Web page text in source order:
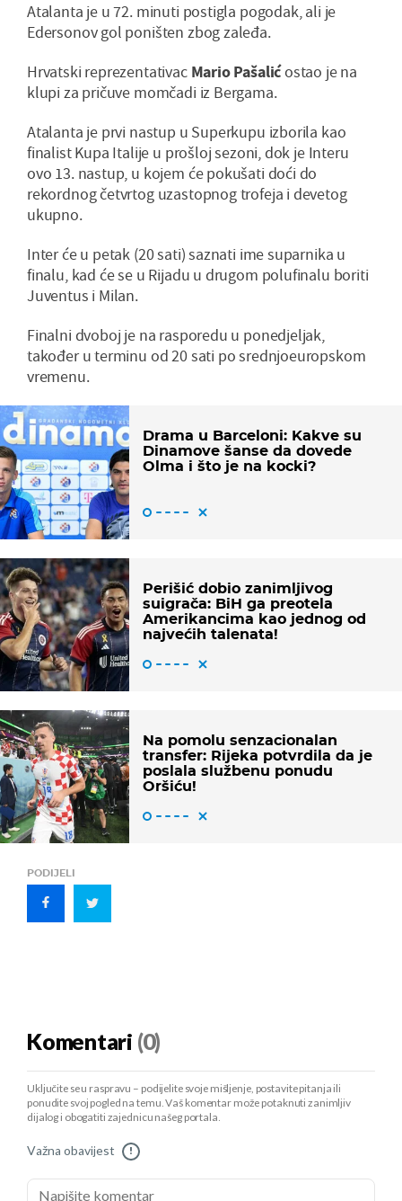
Atalanta je u 72. minuti postigla pogodak, ali je
Edersonov gol poništen zbog zaleđa.
Hrvatski reprezentativac Mario Pašalićostao je na
klupi za pričuve momčadi iz Bergama.
Atalanta je prvi nastup u Superkupu izborila kao
finalist Kupa Italije u prošloj sezoni, dok je Interu
ovo 13. nastup, u kojem će pokušati doći do
rekordnog četvrtog uzastopnog trofeja i devetog
ukupno.
Inter će u petak (20 sati) saznati ime suparnika u
finalu, kad će se u Rijadu u drugom polufinalu boriti
Juventus i Milan.
Finalni dvoboj je na rasporedu u ponedjeljak,
također u terminu od 20 sati po srednjoeuropskom
vremenu.
Drama u Barceloni: Kakve su
Dinamove šanse da dovede
Olma i što je na kocki?
Perišić dobio zanimljivog
suigrača: BiH ga preotela
Amerikancima kao jednog od
najvećih talenata!
Na pomolu senzacionalan
transfer: Rijeka potvrdila da je
poslala službenu ponudu
Oršiću!
PODIJELI
Komentari (0)
Uključite se u raspravu – podijelite svoje mišljenje, postavite pitanja ili
ponudite svoj pogled na temu. Vaš komentar može potaknuti zanimljiv
dijalog i obogatiti zajednicu našeg portala.
Važna obavijest !